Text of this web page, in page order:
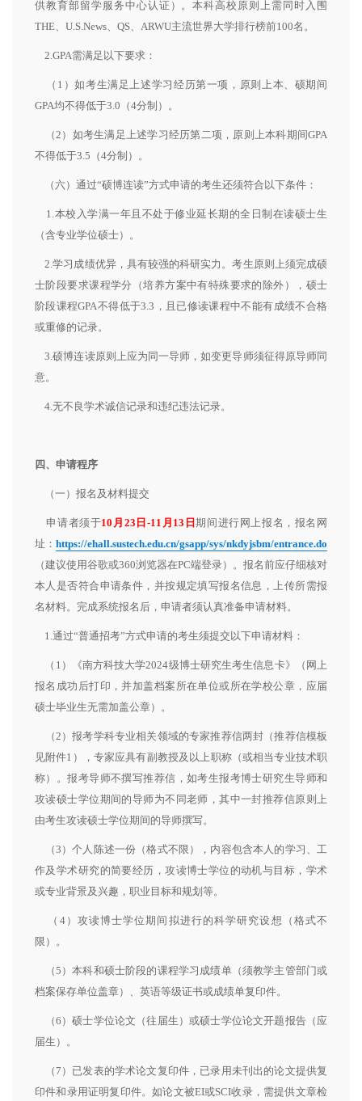
供教育部留学服务中心认证）。本科高校原则上需同时入围
THE、U.S.News、QS、ARWU主流世界大学排行榜前100名。
2.GPA需满足以下要求：
（1）如考生满足上述学习经历第一项，原则上本、硕期间
GPA均不得低于3.0（4分制）。
（2）如考生满足上述学习经历第二项，原则上本科期间GPA
不得低于3.5（4分制）。
（六）通过“硕博连读”方式申请的考生还须符合以下条件：
1.本校入学满一年且不处于修业延长期的全日制在读硕士生
（含专业学位硕士）。
2.学习成绩优异，具有较强的科研实力。考生原则上须完成硕
士阶段要求课程学分（培养方案中有特殊要求的除外），硕士
阶段课程GPA不得低于3.3，且已修读课程中不能有成绩不合格
或重修的记录。
3.硕博连读原则上应为同一导师，如变更导师须征得原导师同
意。
4.无不良学术诚信记录和违纪违法记录。
四、申请程序
（一）报名及材料提交
申请者须于10月23日-11月13日期间进行网上报名，报名网
址： https://ehall.sustech.edu.cn/gsapp/sys/nkdyjsbm/entrance.do
（建议使用谷歌或360浏览器在PC端登录）。报名前应仔细核对
本人是否符合申请条件，并按规定填写报名信息，上传所需报
名材料。完成系统报名后，申请者须认真准备申请材料。
1.通过“普通招考”方式申请的考生须提交以下申请材料：
（1）《南方科技大学2024级博士研究生考生信息卡》（网上
报名成功后打印，并加盖档案所在单位或所在学校公章，应届
硕士毕业生无需加盖公章）。
（2）报考学科专业相关领域的专家推荐信两封（推荐信模板
见附件1），专家应具有副教授及以上职称（或相当专业技术职
称）。报考导师不撰写推荐信，如考生报考博士研究生导师和
攻读硕士学位期间的导师为不同老师，其中一封推荐信原则上
由考生攻读硕士学位期间的导师撰写。
（3）个人陈述一份（格式不限），内容包含本人的学习、工
作及学术研究的简要经历，攻读博士学位的动机与目标，学术
或专业背景及兴趣，职业目标和规划等。
（4）攻读博士学位期间拟进行的科学研究设想（格式不
限）。
（5）本科和硕士阶段的课程学习成绩单（须教学主管部门或
档案保存单位盖章）、英语等级证书或成绩单复印件。
（6）硕士学位论文（往届生）或硕士学位论文开题报告（应
届生）。
（7）已发表的学术论文复印件，已录用未刊出的论文提供复
印件和录用证明复印件。如论文被EI或SCI收录，需提供文章检